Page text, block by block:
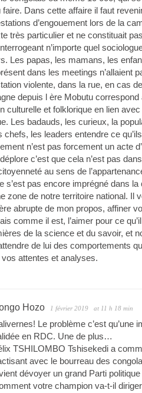
faire. Dans cette affaire il faut
d’engouement lors de la
très particulier et ne constituait
n’importe quel
Les papas, les mamans, les
dans les meetings n’allaient
violente, dans la rue, en cas
depuis l ère Mobutu correspond
culturelle et folklorique en lien
Les badauds, les curieux, la
chefs, les leaders entendre ce
n’est pas forcement un acte
c’est que cela n’est pas
au sens de
s’est pas encore imprégné dans
zone de notre territoire national. Il
abrupte de mon propos, affiner
comme il est, l’aimer pour ce
de la science et du savoir, et
de lui des comportements
vos attentes et analyses.
Hozo 1 février 2019 at 11 h 18 min
Le problème c’est qu’une
en RDC. Une de plus…
TSHILOMBO Tshisekedi a
avec le bourreau des
dévoyer un grand Parti
votre champion va-t-il